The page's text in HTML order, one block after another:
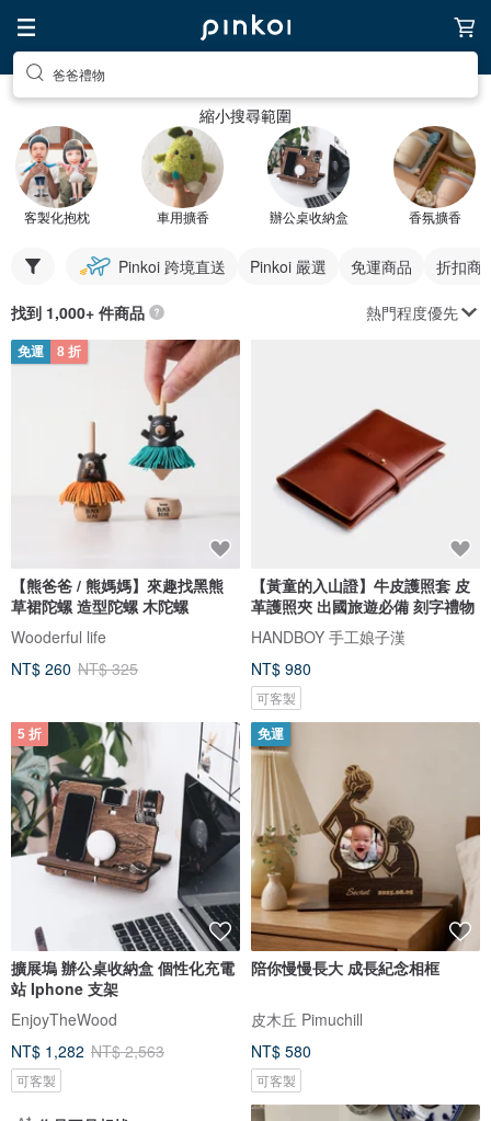
爸爸禮物
縮小搜尋範圍
客製化抱枕 車用擴香 辦公桌收納盒 香氛擴香
Pinkoi 跨境直送 Pinkoi 嚴選 免運商品 折扣商
找到 1,000+ 件商品 熱門程度優先
免運 8 折
【熊爸爸 / 熊媽媽】來趣找黑熊
草裙陀螺 造型陀螺 木陀螺
Wooderful life
NT$ 260 NT$ 325
【黃童的入山證】牛皮護照套 皮
革護照夾 出國旅遊必備 刻字禮物
HANDBOY 手工娘子漢
NT$ 980
可客製
5 折
擴展塢 辦公桌收納盒 個性化充電
站 Iphone 支架
EnjoyTheWood
NT$ 1,282 NT$ 2,563
可客製
免運
陪你慢慢長大 成長紀念相框
皮木丘 Pimuchill
NT$ 580
可客製